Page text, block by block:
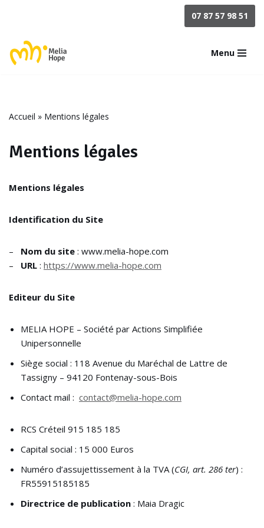
au
contenu
07 87 57 98 51
Menu
Accueil » Mentions légales
Mentions légales
Mentions légales
Identification du Site
– Nom du site : www.melia-hope.com
– URL : https://www.melia-hope.com
Editeur du Site
MELIA HOPE – Société par Actions Simplifiée
Unipersonnelle
Siège social : 118 Avenue du Maréchal de Lattre de
Tassigny – 94120 Fontenay-sous-Bois
Contact mail : contact@melia-hope.com
RCS Créteil 915 185 185
Capital social : 15 000 Euros
Numéro d’assujettissement à la TVA (CGI, art. 286 ter) :
FR55915185185
Directrice de publication : Maia Dragic